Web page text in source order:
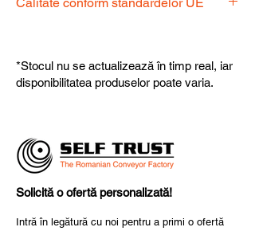
dispoziție pentru a alege produsul
fiabilitate și performanță superioară.
*Stocul nu se actualizează în timp real, iar
disponibilitatea produselor poate varia.
Solicită o ofertă personalizată!
Intră în legătură cu noi pentru a primi o ofertă